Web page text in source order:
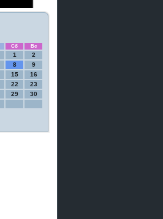
Сб Вс
1
2
8
9
15
16
22
23
29
30